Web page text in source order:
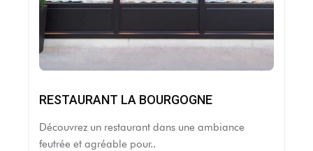
RESTAURANT LA BOURGOGNE
Découvrez un restaurant dans une ambiance
feutrée et agréable pour..